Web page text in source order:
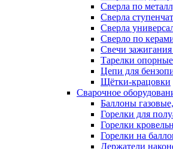
Сверла по
Сверла
Сверла
Сверло по
Свечи
Тарелки опорные
Цепи для
Щётки-крацовки
Сварочное
Баллоны
Горелки для
Горелки
Горелки на
Держатели